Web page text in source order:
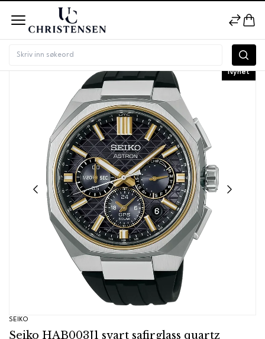
Nyhet
SEIKO
Seiko HAB003J1 svart safirglass quartz